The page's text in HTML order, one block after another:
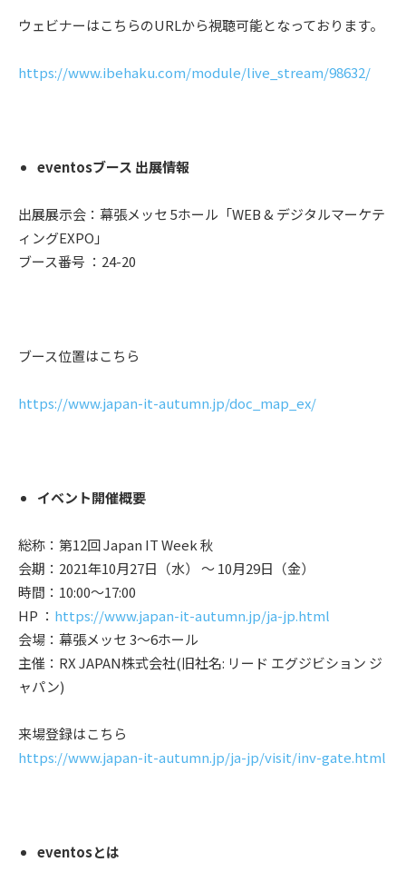
ウェビナーはこちらのURLから視聴可能となっております。
https://www.ibehaku.com/module/live_stream/98632/
eventosブース 出展情報
出展展示会：幕張メッセ 5ホール「WEB & デジタルマーケテ
ィングEXPO」
ブース番号 ：24-20
ブース位置はこちら
https://www.japan-it-autumn.jp/doc_map_ex/
イベント開催概要
総称：第12回 Japan IT Week 秋
会期：2021年10月27日（水） 〜 10月29日（金）
時間：10:00～17:00
HP ： https://www.japan-it-autumn.jp/ja-jp.html
会場：幕張メッセ 3〜6ホール
主催：RX JAPAN株式会社(旧社名: リード エグジビション ジ
ャパン)
来場登録はこちら
https://www.japan-it-autumn.jp/ja-jp/visit/inv-gate.html
eventosとは